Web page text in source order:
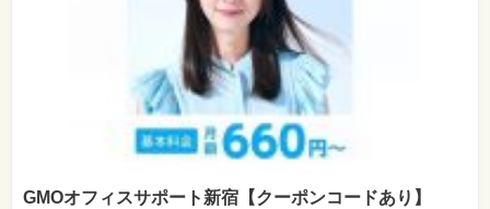
GMOオフィスサポート新宿【クーポンコードあり】